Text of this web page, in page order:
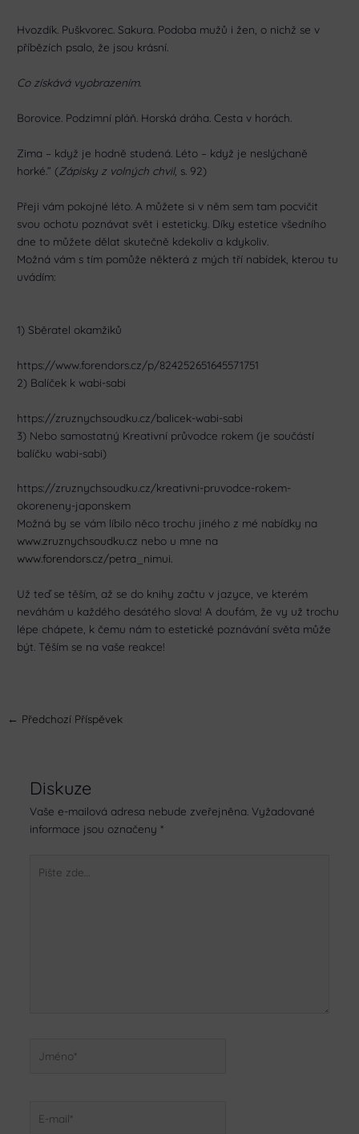
Hvozdík. Puškvorec. Sakura. Podoba mužů i žen, o nichž se v
příbězích psalo, že jsou krásní.
Co získává vyobrazením.
Borovice. Podzimní pláň. Horská dráha. Cesta v horách.
Zima – když je hodně studená. Léto – když je neslýchaně
horké.” (Zápisky z volných chvil, s. 92)
Přeji vám pokojné léto. A můžete si v něm sem tam pocvičit
svou ochotu poznávat svět i esteticky. Díky estetice všedního
dne to můžete dělat skutečně kdekoliv a kdykoliv.
Možná vám s tím pomůže některá z mých tří nabídek, kterou tu
uvádím:
1) Sběratel okamžiků
https://www.forendors.cz/p/824252651645571751
2) Balíček k wabi-sabi
https://zruznychsoudku.cz/balicek-wabi-sabi
3) Nebo samostatný Kreativní průvodce rokem (je součástí
balíčku wabi-sabi)
https://zruznychsoudku.cz/kreativni-pruvodce-rokem-
okoreneny-japonskem
Možná by se vám líbilo něco trochu jiného z mé nabídky na
www.zruznychsoudku.cz nebo u mne na
www.forendors.cz/petra_nimui.
Už teď se těším, až se do knihy začtu v jazyce, ve kterém
neváhám u každého desátého slova! A doufám, že vy už trochu
lépe chápete, k čemu nám to estetické poznávání světa může
být. Těším se na vaše reakce!
← Předchozí Příspěvek
Diskuze
Vaše e-mailová adresa nebude zveřejněna. Vyžadované
informace jsou označeny *
zde…
mail*